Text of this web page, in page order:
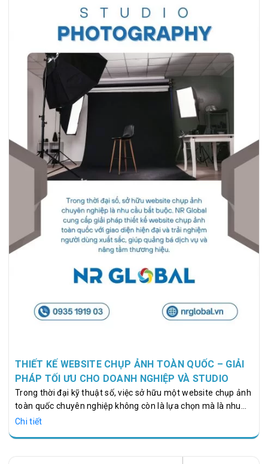
tối ưu UX/UI, tích hợp hệ thống đặt xe tự động, thanh toán
trực tuyến và…
THIẾT KẾ WEBSITE CHỤP ẢNH TOÀN QUỐC – GIẢI
PHÁP TỐI ƯU CHO DOANH NGHIỆP VÀ STUDIO
Trong thời đại kỹ thuật số, việc sở hữu một website chụp ảnh
toàn quốc chuyên nghiệp không còn là lựa chọn mà là nhu
cầu bắt buộc đối với các studio, nhiếp ảnh gia, và doanh
năng và nâng tầm thương hiệu. NR Global là đơn vị tiên
Chi tiết